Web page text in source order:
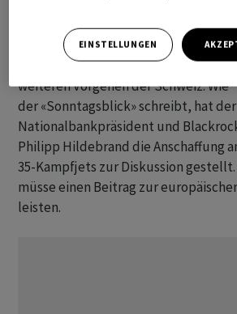
dicker Bretter.
Immerhin mangelt es nicht an
weiteren Vorgehen der Schweiz. Wie
der «Sonntagsblick» schreibt, hat
Nationalbankpräsident und
Philipp Hildebrand die Anschaffung
35-Kampfjets zur Diskussion
müsse einen Beitrag zur
leisten.
EINSTELLUNGEN